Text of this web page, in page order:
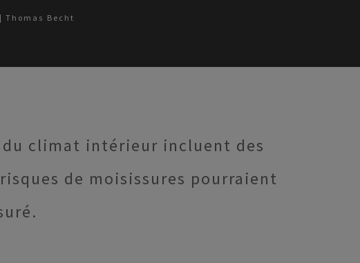
Thomas Becht
climat intérieur incluent des
de moisissures pourraient